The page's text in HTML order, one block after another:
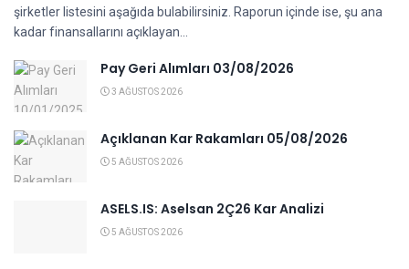
şirketler listesini aşağıda bulabilirsiniz. Raporun içinde ise, şu ana
kadar finansallarını açıklayan...
Pay Geri Alımları 03/08/2026
3 AĞUSTOS 2026
Açıklanan Kar Rakamları 05/08/2026
5 AĞUSTOS 2026
ASELS.IS: Aselsan 2Ç26 Kar Analizi
5 AĞUSTOS 2026